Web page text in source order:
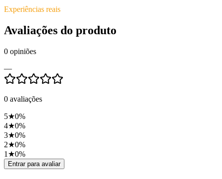
Experiências reais
Avaliações do produto
0 opiniões
—
0 avaliações
5★0%
4★0%
3★0%
2★0%
1 ★0%
Entrar para avaliar